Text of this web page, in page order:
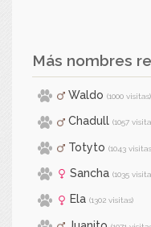
Más nombres
Waldo (1000 visitas)
Chadull (1057
Totyto (1043
Sancha (1035
Ela (1302 visitas)